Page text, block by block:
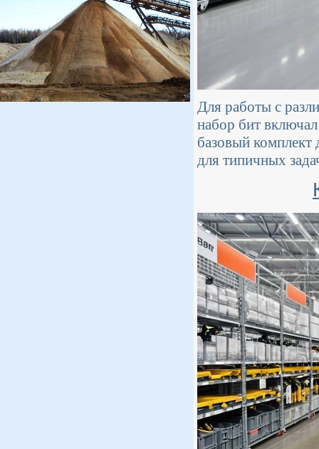
Для работы с
набор бит
базовый комплект
для типичных